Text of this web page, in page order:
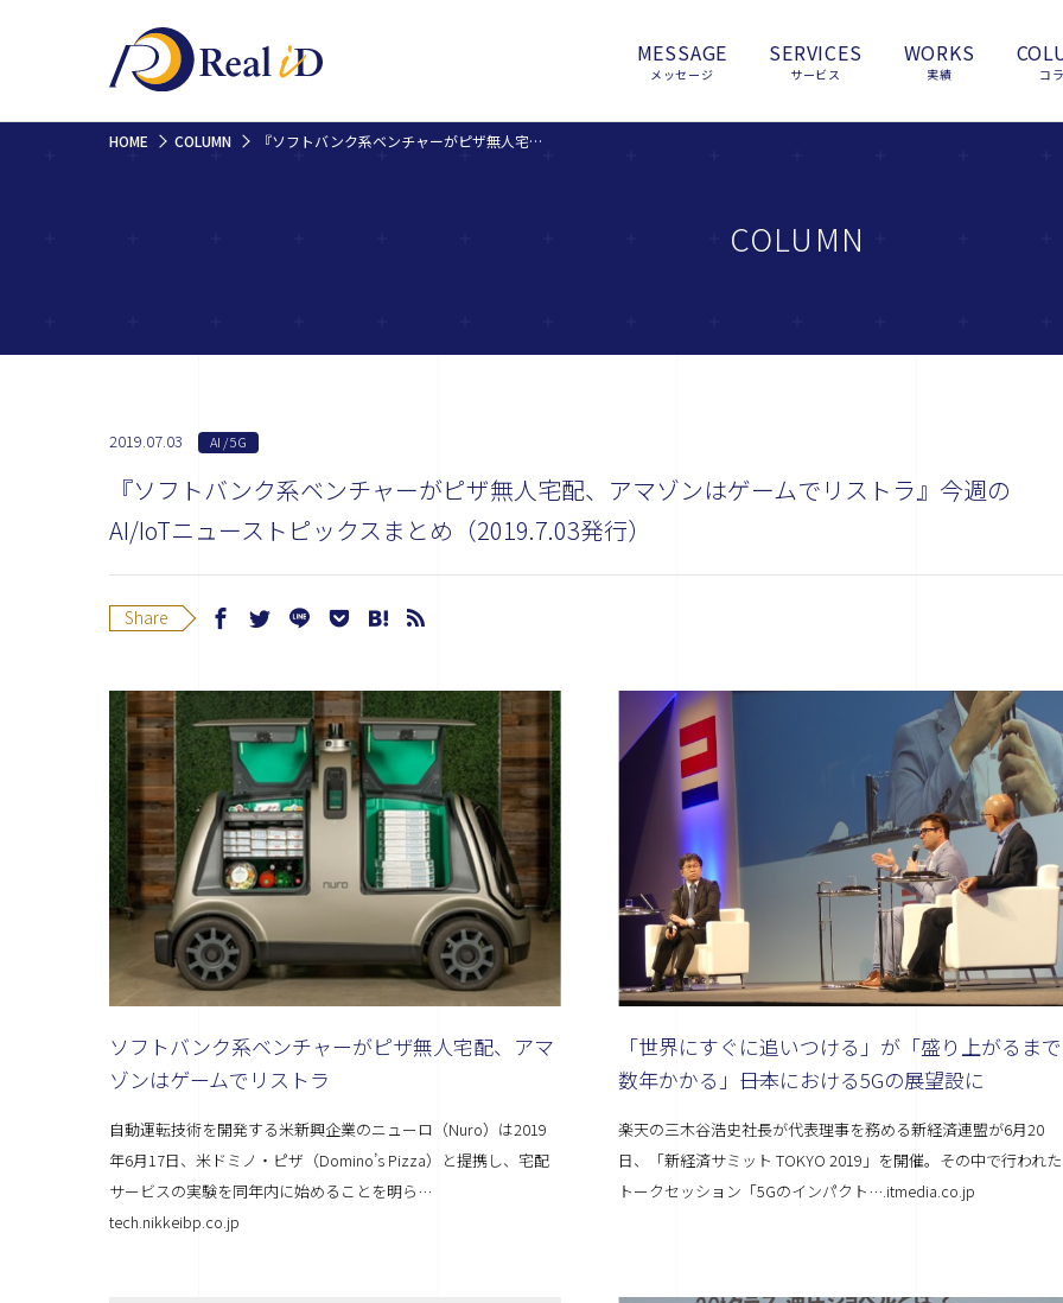
MESSAGE
メッセージ
SERVICES
サービス
WORKS
実績 コ
HOME COLUMN 『ソフトバンク系ベンチャーがピザ無人宅配、アマゾンはゲームでリストラ』今週のAI/IoTニューストピックスまとめ（2019.7.03発行）
COLUMN
2019.07.03 AI / 5G
『ソフトバンク系ベンチャーがピザ無人宅配、アマゾンはゲームでリストラ』今週の
AI/IoTニューストピックスまとめ（2019.7.03発行）
Share
ソフトバンク系ベンチャーがピザ無人宅配、アマ
ゾンはゲームでリストラ
自動運転技術を開発する米新興企業のニューロ（Nuro）は2019
年6月17日、米ドミノ・ピザ（Domino’s Pizza）と提携し、宅配
サービスの実験を同年内に始めることを明ら…
tech.nikkeibp.co.jp
「世界にすぐに追いつける」が「盛り上がるまで
数年かかる」――日本における5Gの展望設に
楽天の三木谷浩史社長が代表理事を務める新経済連盟が6月20
日、「新経済サミット TOKYO 2019」を開催。その中で行われた
トークセッション「5Gのインパクト….itmedia.co.jp